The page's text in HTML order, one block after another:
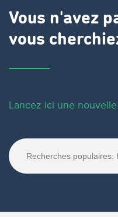
Vous n'avez
vous
Lancez ici une